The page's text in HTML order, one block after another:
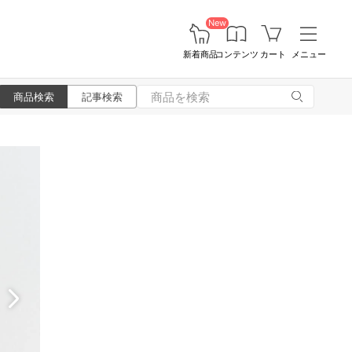
New
新着商品コンテンツ カート メニュー
商品検索 記事検索